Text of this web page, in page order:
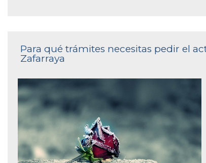
Para qué trámites necesitas pedir el
Zafarraya